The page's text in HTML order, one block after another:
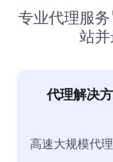
专业代理服
站并
代理解决
高速大规模代